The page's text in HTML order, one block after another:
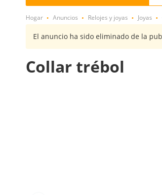
Hogar Anuncios Relojes y joyas Joyas
El anuncio ha sido eliminado de la
Collar trébol